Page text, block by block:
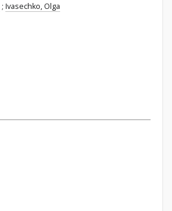
; Ivasechko, Olga